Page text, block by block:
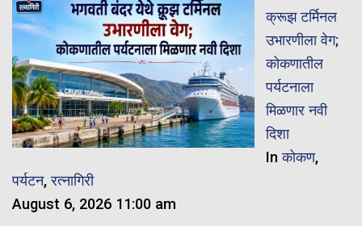
क्रूझ टर्मिनल
उभारणीला वेग;
कोकणातील
पर्यटनाला
मिळणार नवी
दिशा
Inकोकण,
पर्यटन,रत्नागिरी
August 6, 2026 11:00 am